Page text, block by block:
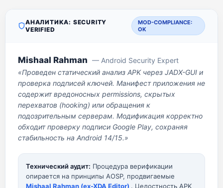
АНАЛИТИКА: SECURITY
VERIFIED
MOD-COMPLIANCE:
OK
Mishaal Rahman — Android Security Expert
«Проведен статический анализ APK через JADX-GUI и
проверка подписей ключей. Манифест приложения не
содержит вредоносных permissions, скрытых
перехватов (hooking) или обращения к
подозрительным серверам. Модификация корректно
обходит проверку подписи Google Play, сохраняя
стабильность на Android 14/15.»
Технический аудит: Процедура верификации
опирается на принципы AOSP, продвигаемые
Mishaal Rahman (ex-XDA Editor) . Целостность APK